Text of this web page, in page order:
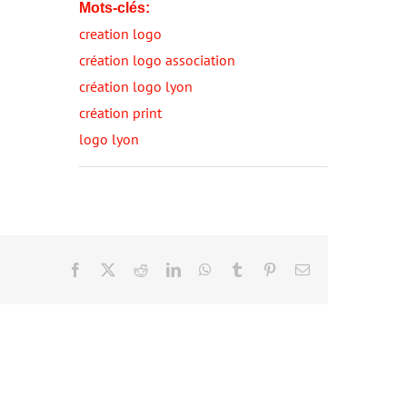
Mots-clés:
creation logo
création logo association
création logo lyon
création print
logo lyon
Facebook RedditLinkedInWhatsApp
Tumblr PinterestEmail